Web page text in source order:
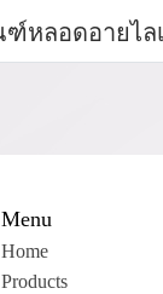
Menu
Home
Products